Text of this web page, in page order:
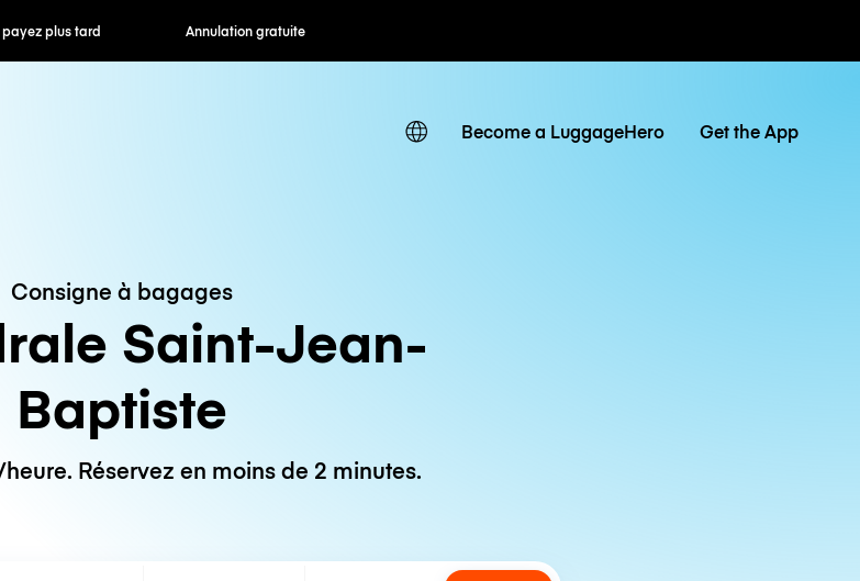
Annulation gratuite Tarifs horaires / journaliers
Become a LuggageHero Get the App
Consigne à bagages
Saint-Jean-
Baptiste
Réservez en moins de 2 minutes.